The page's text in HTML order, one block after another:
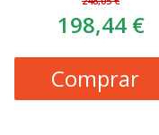
198,44 €
Comprar